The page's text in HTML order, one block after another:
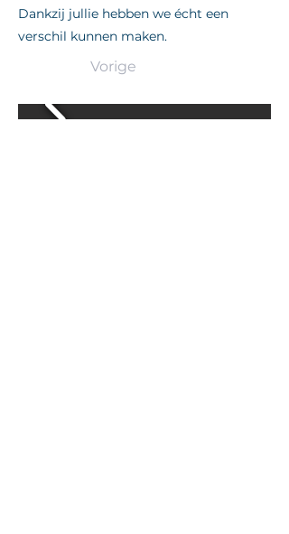
Dankzij jullie hebben we écht een
verschil kunnen maken.
Vorige